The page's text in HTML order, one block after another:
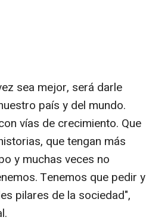
sea mejor, será darle
país y del mundo.
vías de crecimiento. Que
que tengan más
y muchas veces no
Tenemos que pedir y
pilares de la sociedad",